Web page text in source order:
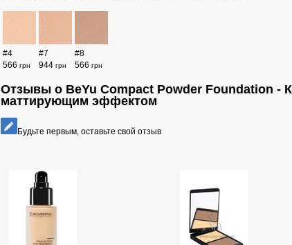
#4
566 грн
#7
944 грн
#8
566 грн
Отзывы о BeYu Compact Powder Foundation -
маттирующим эффектом
Будьте первым, оставьте свой отзыв